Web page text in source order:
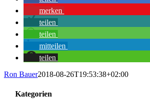
merken
teilen
teilen
mitteilen
teilen
Ron Bauer2018-08-26T19:53:38+02:00
Kategorien